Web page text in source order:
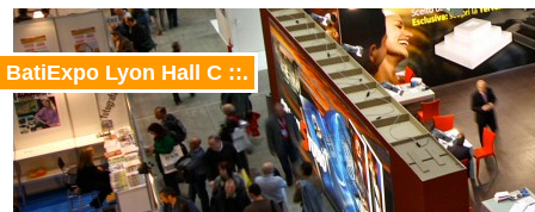
BatiExpo Lyon Hall C ::.